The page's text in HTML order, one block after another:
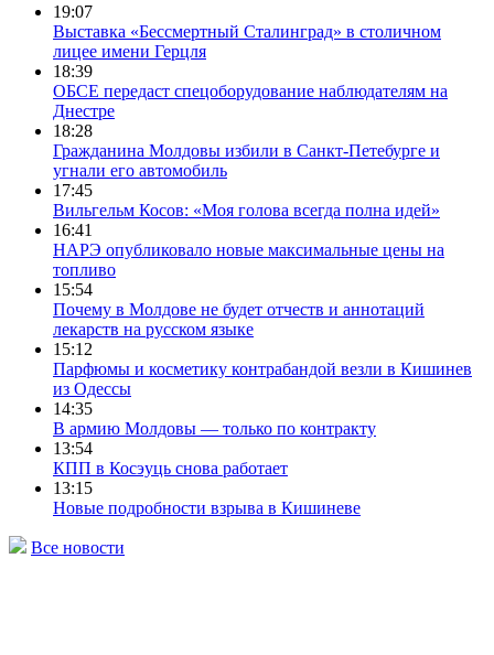
19:07
Выставка «Бессмертный Сталинград» в столичном
лицее имени Герцля
18:39
ОБСЕ передаст спецоборудование наблюдателям на
Днестре
18:28
Гражданина Молдовы избили в Санкт-Петебурге и
угнали его автомобиль
17:45
Вильгельм Косов: «Моя голова всегда полна идей»
16:41
НАРЭ опубликовало новые максимальные цены на
топливо
15:54
Почему в Молдове не будет отчеств и аннотаций
лекарств на русском языке
15:12
Парфюмы и косметику контрабандой везли в Кишинев
из Одессы
14:35
В армию Молдовы — только по контракту
13:54
КПП в Косэуць снова работает
13:15
Новые подробности взрыва в Кишиневе
Все новости